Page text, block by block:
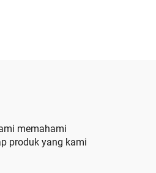
memahami
produk yang kami